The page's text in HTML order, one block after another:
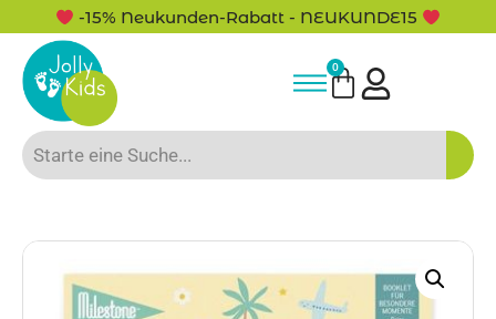
-15% Neukunden-Rabatt - NEUKUNDE15
0